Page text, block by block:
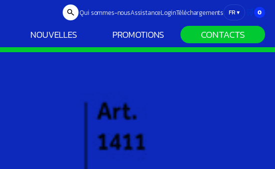
Qui sommes-nousAssistanceLoginTéléchargements FR▾ 0
NOUVELLES PROMOTIONS CONTACTS